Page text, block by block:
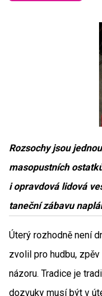
Rozsochy jsou
masopustních
i opravdová lidová
taneční zábavu
Úterý rozhodně není
zvolil pro hudbu,
názoru. Tradice je
dozvuky musí být v